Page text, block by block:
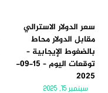
سعر الدولار الاسترالي
مقابل الدولار محاط
بالضغوط الإيجابية –
توقعات اليوم – 15-09-
2025
سبتمبر 15, 2025